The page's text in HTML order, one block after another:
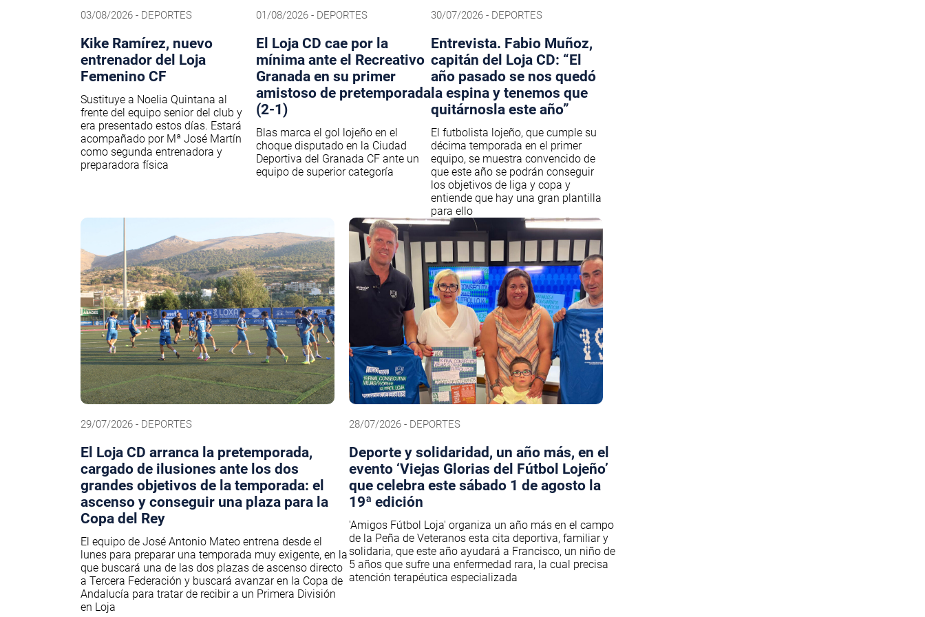
03/08/2026 - DEPORTES
Kike Ramírez, nuevo
entrenador del Loja
Femenino CF
Sustituye a Noelia Quintana al
frente del equipo senior del club y
era presentado estos días. Estará
acompañado por Mª José Martín
como segunda entrenadora y
preparadora física
01/08/2026 - DEPORTES
El Loja CD cae por la
mínima ante el Recreativo
Granada en su primer
amistoso de pretemporada
(2-1)
Blas marca el gol lojeño en el
choque disputado en la Ciudad
Deportiva del Granada CF ante un
equipo de superior categoría
30/07/2026 - DEPORTES
Entrevista. Fabio Muñoz,
capitán del Loja CD: “El
año pasado se nos quedó
la espina y tenemos que
quitárnosla este año”
El futbolista lojeño, que cumple su
décima temporada en el primer
equipo, se muestra convencido de
que este año se podrán conseguir
los objetivos de liga y copa y
entiende que hay una gran plantilla
para ello
29/07/2026 - DEPORTES
El Loja CD arranca la pretemporada,
cargado de ilusiones ante los dos
grandes objetivos de la temporada: el
ascenso y conseguir una plaza para la
Copa del Rey
El equipo de José Antonio Mateo entrena desde el
lunes para preparar una temporada muy exigente, en la
que buscará una de las dos plazas de ascenso directo
a Tercera Federación y buscará avanzar en la Copa de
Andalucía para tratar de recibir a un Primera División
en Loja
28/07/2026 - DEPORTES
Deporte y solidaridad, un año más, en el
evento ‘Viejas Glorias del Fútbol Lojeño’
que celebra este sábado 1 de agosto la
19ª edición
'Amigos Fútbol Loja' organiza un año más en el campo
de la Peña de Veteranos esta cita deportiva, familiar y
solidaria, que este año ayudará a Francisco, un niño de
5 años que sufre una enfermedad rara, la cual precisa
atención terapéutica especializada